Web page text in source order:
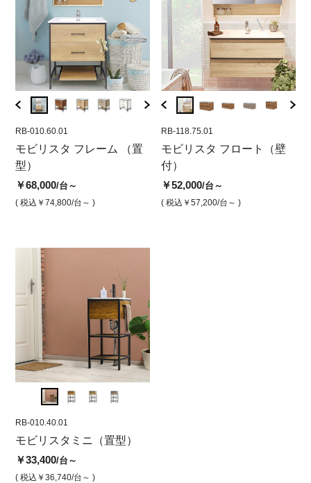
RB-010.60.01
モビリスタ フレーム （置
型）
￥68,000/台～
( 税込￥74,800/台～ )
RB-010.60.01
モビリスタフレーム600 ウ
ォルナット キャビネット
￥68,000/台
( 税込￥74,800/台 )
モビ
RB-118.90.26
モビリスタフロート900 ホ
ワイト（マット） 壁付洗
面台
￥60,000/台
RB-118.75.01
モビリスタ フロート（壁
付）
￥52,000/台～
( 税込￥57,200/台～ )
RB-010.40.01
モビリスタミニ（置型）
￥33,400/台～
( 税込￥36,740/台～ )